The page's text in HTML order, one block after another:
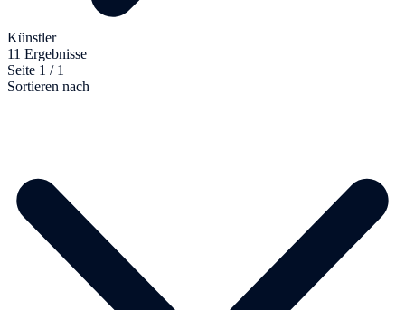
Künstler
11 Ergebnisse
Seite 1 / 1
Sortieren nach